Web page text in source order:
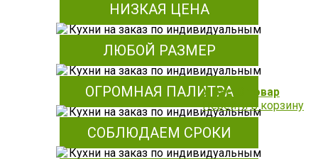
НИЗКАЯ ЦЕНА
ЛЮБОЙ РАЗМЕР
ОГРОМНАЯ ПАЛИТРА
СОБЛЮДАЕМ СРОКИ
У Вас: 0 товар
Перейти в корзину